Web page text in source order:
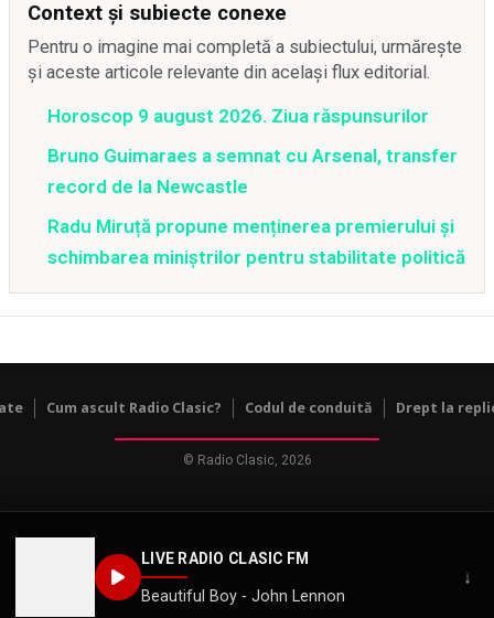
LIVE RADIO CLASIC FM
Beautiful Boy - John Lennon
↓
Context și subiecte conexe
Pentru o imagine mai completă a subiectului, urmărește
și aceste articole relevante din același flux editorial.
Horoscop 9 august 2026. Ziua răspunsurilor
Bruno Guimaraes a semnat cu Arsenal, transfer
record de la Newcastle
Radu Miruță propune menținerea premierului și
schimbarea miniștrilor pentru stabilitate politică
Cum ascult Radio Clasic? Codul de conduită Drept la
© Radio Clasic, 2026